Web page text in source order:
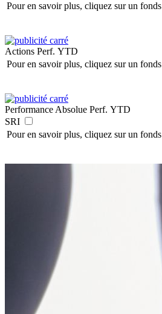
Pour en savoir plus, cliquez sur un fonds
Actions Perf. YTD
Pour en savoir plus, cliquez sur un fonds
Performance Absolue Perf. YTD
SRI
Pour en savoir plus, cliquez sur un fonds